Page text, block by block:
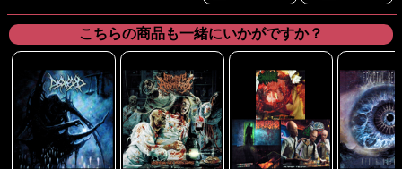
こちらの商品も一緒にいかがですか？